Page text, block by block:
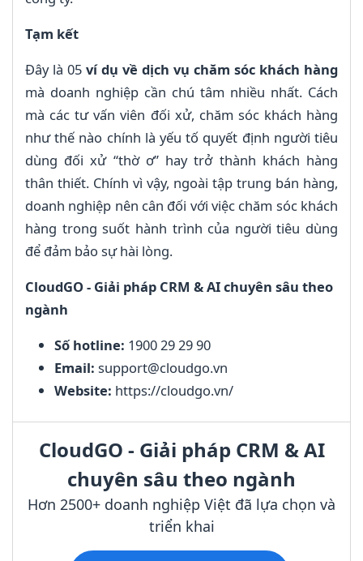
Tạm kết
Đây là 05 ví dụ về dịch vụ chăm sóc khách hàng
mà doanh nghiệp cần chú tâm nhiều nhất. Cách
mà các tư vấn viên đối xử, chăm sóc khách hàng
như thế nào chính là yếu tố quyết định người tiêu
dùng đối xử “thờ ơ” hay trở thành khách hàng
thân thiết. Chính vì vậy, ngoài tập trung bán hàng,
doanh nghiệp nên cân đối với việc chăm sóc khách
hàng trong suốt hành trình của người tiêu dùng
để đảm bảo sự hài lòng.
CloudGO - Giải pháp CRM & AI chuyên sâu theo
ngành
Số hotline: 1900 29 29 90
Email: support@cloudgo.vn
Website: https://cloudgo.vn/
CloudGO - Giải pháp CRM & AI
chuyên sâu theo ngành
Hơn 2500+ doanh nghiệp Việt đã lựa chọn và
triển khai